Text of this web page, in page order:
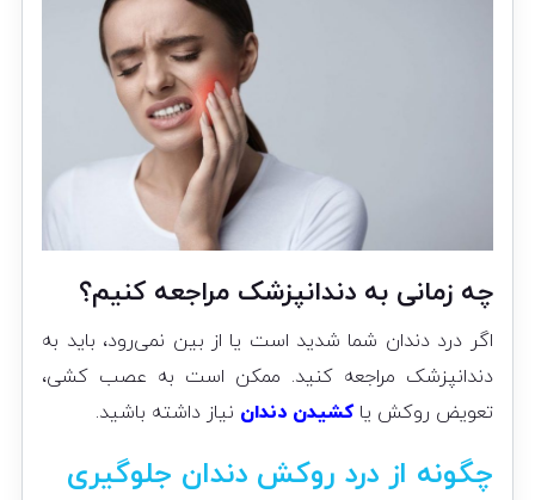
چه زمانی به دندانپزشک مراجعه کنیم؟
اگر درد دندان شما شدید است یا از بین نمی‌رود، باید به
دندانپزشک مراجعه کنید. ممکن است به عصب کشی،
تعویض روکش یاکشیدن دندان نیاز داشته باشید.
چگونه از درد روکش دندان جلوگیری